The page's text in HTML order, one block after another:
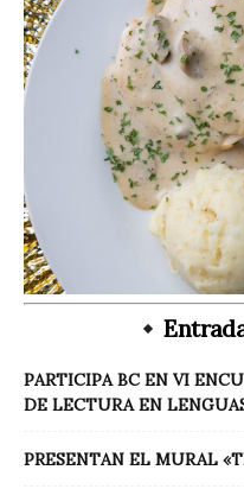
PARTICIPA BC EN VI
DE LECTURA EN
PRESENTAN EL MURAL